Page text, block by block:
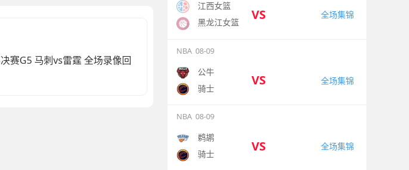
赛G5 马刺vs雷霆 全场录像回
江西女篮
黑龙江女篮
VS 全场集锦
NBA 08-09
公牛
骑士
VS 全场集锦
NBA 08-09
鹈鹕
骑士
VS 全场集锦